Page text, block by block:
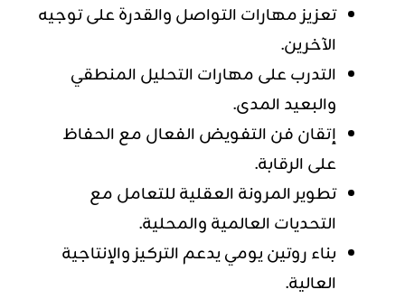
تعزيز مهارات التواصل والقدرة على توجيه
الآخرين.
التدرب على مهارات التحليل المنطقي
والبعيد المدى.
إتقان فن التفويض الفعال مع الحفاظ
على الرقابة.
تطوير المرونة العقلية للتعامل مع
التحديات العالمية والمحلية.
بناء روتين يومي يدعم التركيز والإنتاجية
العالية.